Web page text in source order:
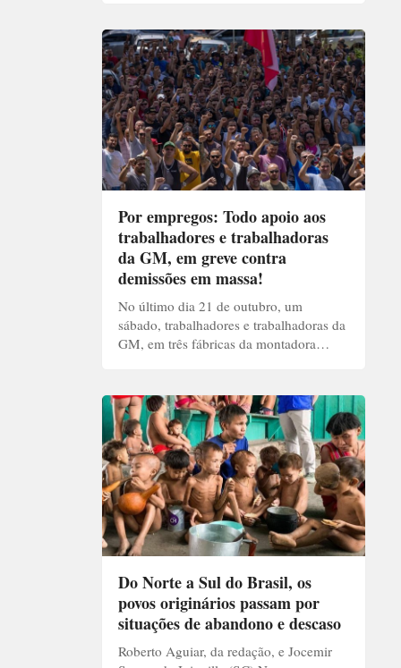
Por empregos: Todo apoio aos
trabalhadores e trabalhadoras
da GM, em greve contra
demissões em massa!
No último dia 21 de outubro, um
sábado, trabalhadores e trabalhadoras da
GM, em três fábricas da montadora…
Do Norte a Sul do Brasil, os
povos originários passam por
situações de abandono e descaso
Roberto Aguiar, da redação, e Jocemir